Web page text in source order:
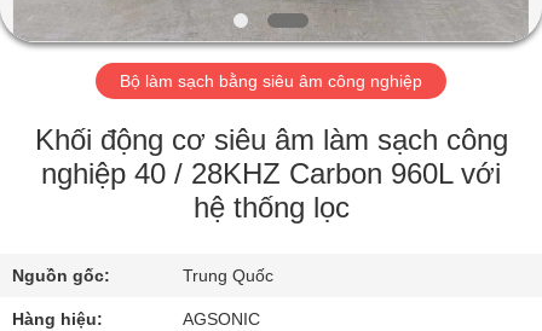
HƯỚNG
VR
TÔI
Bộ làm sạch bằng siêu âm công nghiệp
Khối động cơ siêu âm làm sạch công
nghiệp 40 / 28KHZ Carbon 960L với
hệ thống lọc
Nguồn gốc: Trung Quốc
Hàng hiệu: AGSONIC